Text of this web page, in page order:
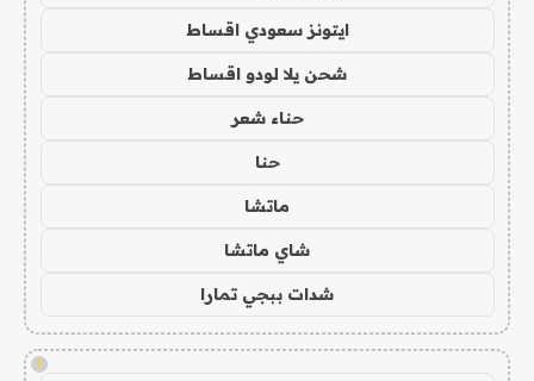
ايتونز سعودي اقساط
شحن يلا لودو اقساط
حناء شعر
حنا
ماتشا
شاي ماتشا
شدات ببجي تمارا
!